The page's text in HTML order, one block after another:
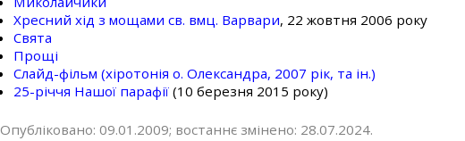
Хресний хід з мощами св. вмц. Варвари, 22 жовтня 2006 року
Свята
Прощі
Слайд-фільм (хіротонія о. Олександра, 2007 рік, та ін.)
25-рiччя Нашої парафiї (10 березня 2015 року)
Опубліковано: 09.01.2009; востаннє змінено: 28.07.2024.